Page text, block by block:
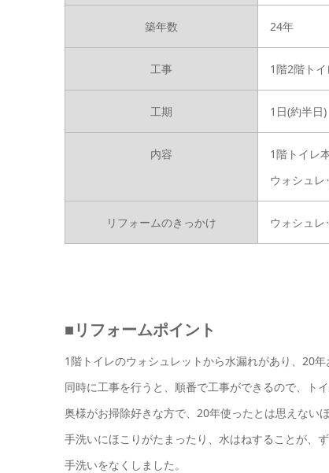
築年数 24年
工事 1階2階ト
工期 1日(約半日)
内容
1階トイレ
ウォシュ
リフォームのきっかけ ウォシュ
■リフォームポイント
1階トイレのウォシュレットから水漏れがあり、20
同時に工事を行うと、順番で工事ができるので、ト
奥様がお掃除好きな方で、20年使ったとは思えない
手洗いにほこりがたまったり、水はねすることが、
手洗いをなくしました。